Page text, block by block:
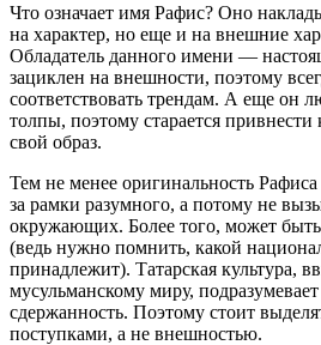
Что означает имя Рафис? Оно
на характер, но еще и на внешние
Обладатель данного имени —
зациклен на внешности, поэтому
соответствовать трендам. А еще он
толпы, поэтому старается
свой образ.
Тем не менее оригинальность
за рамки разумного, а потому не
окружающих. Более того, может
(ведь нужно помнить, какой
принадлежит). Татарская культура,
мусульманскому миру,
сдержанность. Поэтому стоит
поступками, а не внешностью.